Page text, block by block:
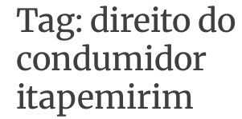
Tag: direito do
condumidor
itapemirim